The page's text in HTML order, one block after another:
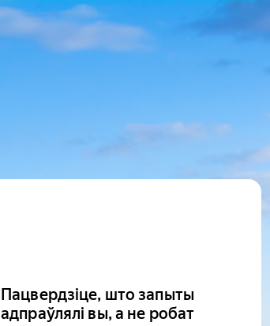
Пацвердзіце, што запыты
адпраўлялі вы, а не робат